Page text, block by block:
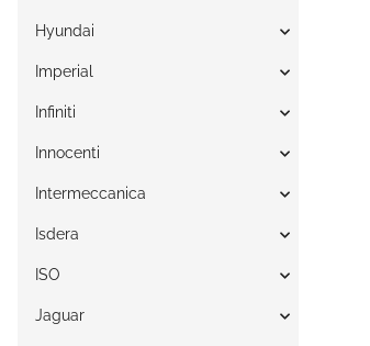
Hyundai
Imperial
Infiniti
Innocenti
Intermeccanica
Isdera
ISO
Jaguar